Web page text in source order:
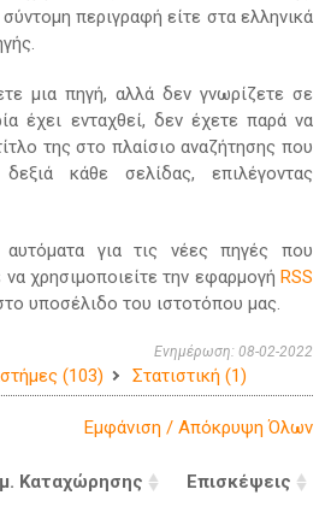
σύντομη περιγραφή είτε στα ελληνικά
μια πηγή, αλλά δεν γνωρίζετε σε
έχει ενταχθεί, δεν έχετε παρά να
της στο πλαίσιο αναζήτησης που
κάθε σελίδας, επιλέγοντας
αυτόματα για τις νέες πηγές που
να χρησιμοποιείτε την εφαρμογή RSS
υποσέλιδο του ιστοτόπου μας.
Ενημέρωση: 08-02-2022
(103) Στατιστική (1)
Εμφάνιση / Απόκρυψη Όλων
Καταχώρησης Επισκέψεις